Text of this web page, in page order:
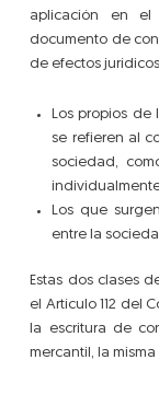
aplicación en el
documento de
de efectos
Los propios
se refieren al
sociedad,
Los que
entre la
Estas dos clases
el Artículo 112 del
la escritura de
mercantil, la